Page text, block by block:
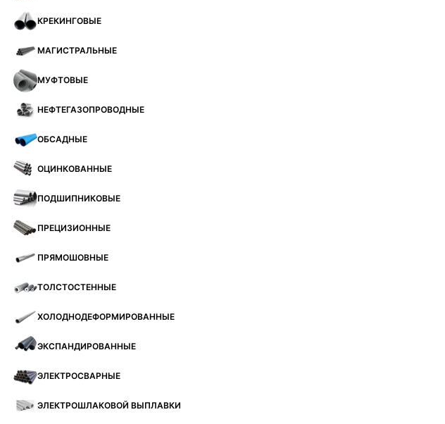
КРЕКИНГОВЫЕ
МАГИСТРАЛЬНЫЕ
МУФТОВЫЕ
НЕФТЕГАЗОПРОВОДНЫЕ
ОБСАДНЫЕ
ОЦИНКОВАННЫЕ
ПОДШИПНИКОВЫЕ
ПРЕЦИЗИОННЫЕ
ПРЯМОШОВНЫЕ
ТОЛСТОСТЕННЫЕ
ХОЛОДНОДЕФОРМИРОВАННЫЕ
ЭКСПАНДИРОВАННЫЕ
ЭЛЕКТРОСВАРНЫЕ
ЭЛЕКТРОШЛАКОВОЙ ВЫПЛАВКИ